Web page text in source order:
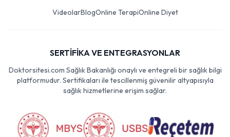
VideolarBlogOnline TerapiOnline Diyet
SERTİFİKA VE ENTEGRASYONLAR
Doktorsitesi.com Sağlık Bakanlığı onaylı ve entegreli bir sağlık bilgi
platformudur. Sertifikaları ile tescillenmiş güvenilir altyapısıyla
sağlık hizmetlerine erişim sağlar.